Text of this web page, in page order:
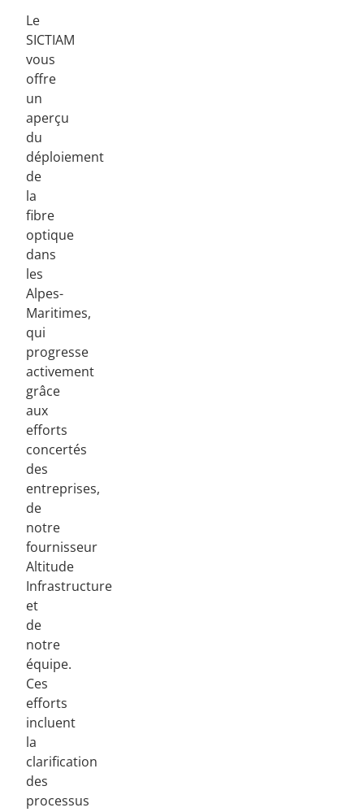
Le
SICTIAM
vous
offre
un
aperçu
du
déploiement
de
la
fibre
optique
dans
les
Alpes-
Maritimes,
qui
progresse
activement
grâce
aux
efforts
concertés
des
entreprises,
de
notre
fournisseur
Altitude
Infrastructure
et
de
notre
équipe.
Ces
efforts
incluent
la
clarification
des
processus